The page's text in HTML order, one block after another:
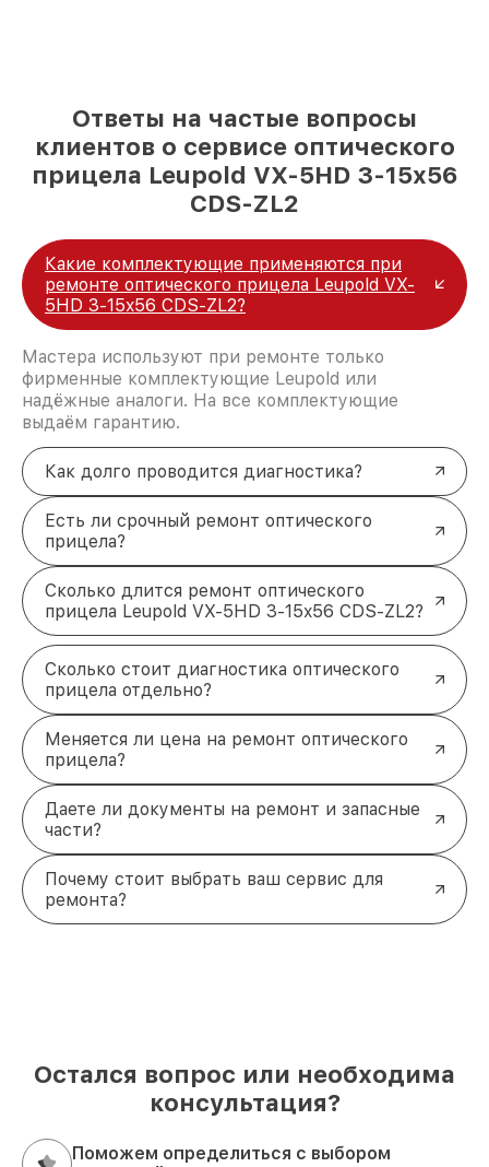
Ответы на частые вопросы
клиентов о сервисе оптического
прицела Leupold VX-5HD 3-15x56
CDS-ZL2
Какие комплектующие применяются при
ремонте оптического прицела Leupold VX-
5HD 3-15x56 CDS-ZL2?
Мастера используют при ремонте только
фирменные комплектующие Leupold или
надёжные аналоги. На все комплектующие
выдаём гарантию.
Как долго проводится диагностика?
Есть ли срочный ремонт оптического
прицела?
Сколько длится ремонт оптического
прицела Leupold VX-5HD 3-15x56 CDS-ZL2?
Сколько стоит диагностика оптического
прицела отдельно?
Меняется ли цена на ремонт оптического
прицела?
Даете ли документы на ремонт и запасные
части?
Почему стоит выбрать ваш сервис для
ремонта?
Остался вопрос или необходима
консультация?
Поможем определиться с выбором